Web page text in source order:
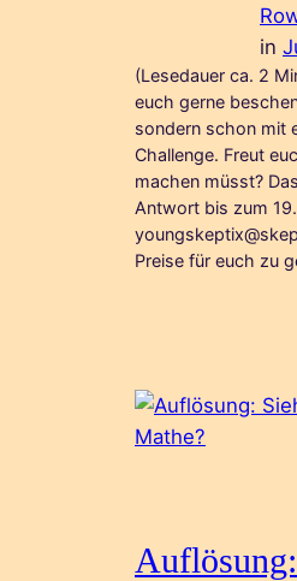
in
(Lesedauer ca. 2
euch gerne
sondern schon mit
Challenge. Freut
machen müsst?
Antwort bis zum
Preise für euch zu